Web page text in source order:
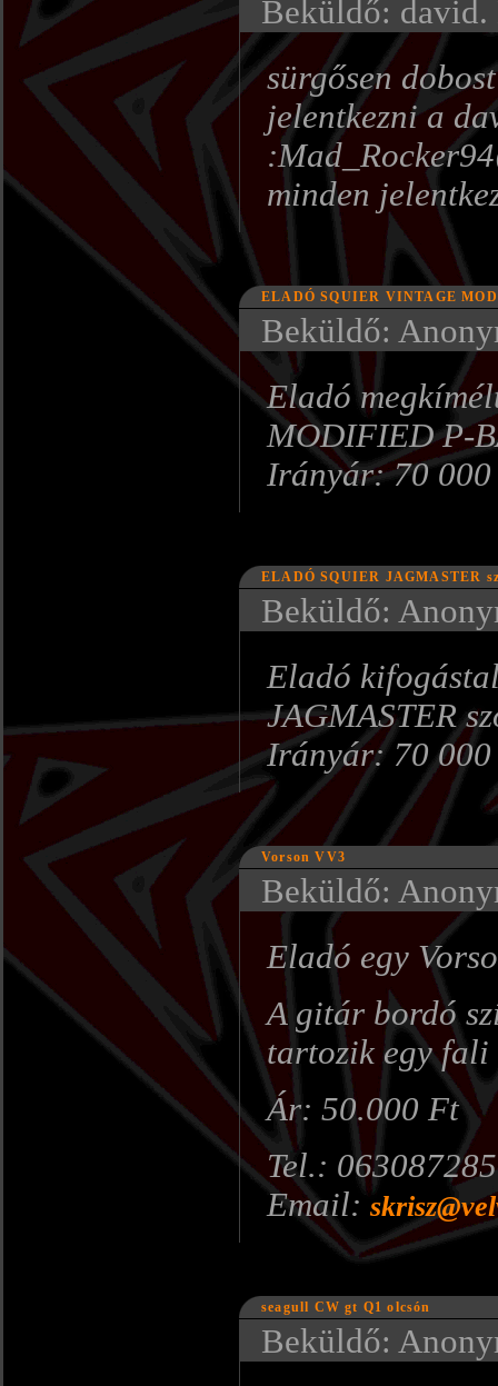
Beküldő:
sürgősen
jelentkezni a
minden
ELADÓ SQUIER VINTAGE
Beküldő:
Eladó
MODIFIED P-
Irányár: 70
ELADÓ SQUIER JAGMASTER
Beküldő:
Eladó
JAGMASTER
Irányár: 70
Vorson VV3
Beküldő:
Eladó egy
A gitár bordó
tartozik egy fali
Ár: 50.000 Ft
Tel.:
Email:
seagull CW gt Q1 olcsón
Beküldő: